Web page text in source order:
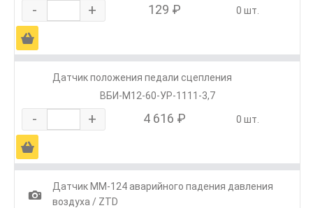
- + 129 ₽ 0 шт.
Ä
Датчик положения педали сцепления
ВБИ-М12-60-УР-1111-3,7
- + 4 616 ₽ 0 шт.
Ä
1
Датчик ММ-124 аварийного падения давления
воздуха / ZTD